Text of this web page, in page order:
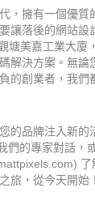
，擁有一個優質
讓落後的網站設
塘美嘉工業大廈
解決方案。無論
的創業者，我們
的品牌注入新的
們的專家對話，
了
旅，從今天開始！